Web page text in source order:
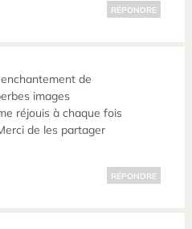
RÉPONDRE
de
images
réjouis à chaque fois
de les partager
RÉPONDRE